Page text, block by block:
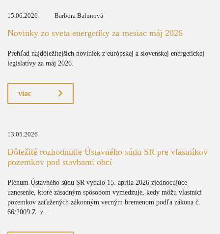
15.06.2026 Barbora Balunová
Novinky zo sveta energetiky za mesiac máj 2026
Prehľad najdôležitejších noviniek z európskej a slovenskej energetickej
legislatívy za máj 2026.
viac
13.05.2026
Dôležité rozhodnutie Ústavného súdu SR pre vlastníkov
pozemkov pod stavbami obcí
Plénum Ústavného súdu SR vydalo 15. apríla 2026 zjednocujúce
uznesenie, ktoré zásadným spôsobom vymedzuje, kedy môžu vlastníci
pozemkov zaťažených zákonným vecným bremenom podľa zákona č.
66/2009 Z. z...